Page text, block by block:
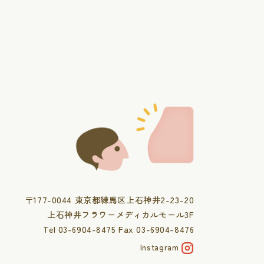
〒177-0044 東京都練馬区上石神井2-23-20
上石神井フラワーメディカルモール3F
Tel 03-6904-8475 Fax 03-6904-8476
Instagram